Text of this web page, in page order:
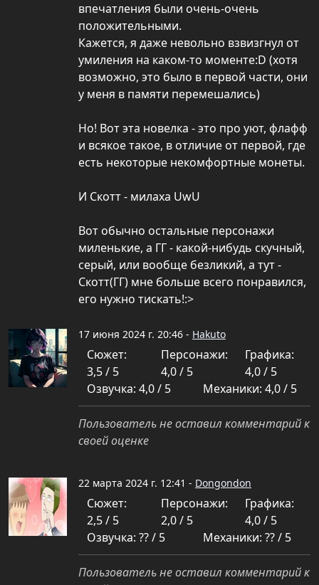
впечатления были очень-очень
положительными.
Кажется, я даже невольно взвизгнул от
умиления на каком-то моменте:D (хотя
возможно, это было в первой части, они
у меня в памяти перемешались)
Но! Вот эта новелка - это про уют, флафф
и всякое такое, в отличие от первой, где
есть некоторые некомфортные монеты.
И Скотт - милаха UwU
Вот обычно остальные персонажи
миленькие, а ГГ - какой-нибудь скучный,
серый, или вообще безликий, а тут -
Скотт(ГГ) мне больше всего понравился,
его нужно тискать!:>
17 июня 2024 г. 20:46 - Hakuto
Сюжет:
3,5 / 5
Персонажи:
4,0 / 5
Графика:
4,0 / 5
Озвучка: 4,0 / 5
Механики: 4,0 / 5
Пользователь не оставил комментарий к
своей оценке
22 марта 2024 г. 12:41 - Dongondon
Сюжет:
2,5 / 5
Персонажи:
2,0 / 5
Графика:
4,0 / 5
Озвучка: ?? / 5
Механики: ?? / 5
Пользователь не оставил комментарий к